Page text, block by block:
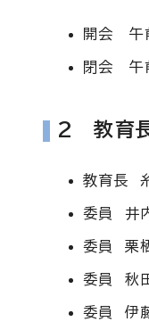
開会 午
閉会 午
2 教育長
教育長
委員 井
委員 栗
委員 秋
委員 伊